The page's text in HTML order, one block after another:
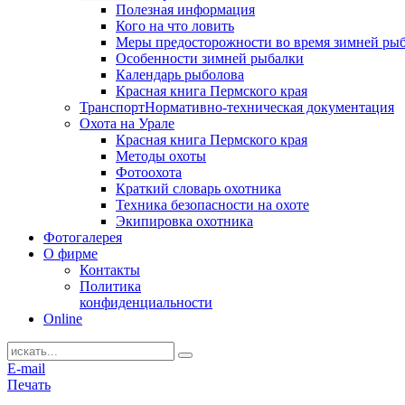
Полезная информация
Кого на что ловить
Меры предосторожности во время зимней
Особенности зимней рыбалки
Календарь рыболова
Красная книга Пермского края
ТранспортНормативно-техническая документация
Охота на Урале
Красная книга Пермского края
Методы охоты
Фотоохота
Краткий словарь охотника
Техника безопасности на охоте
Экипировка охотника
Фотогалерея
О фирме
Контакты
Политика
конфиденциальности
Online
E-mail
Печать